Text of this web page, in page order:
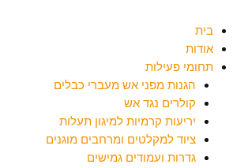
בית
אודות
תחומי פעילות
הגנות מפני אש מעברי כבלים
קולרים נגד אש
יריעות קרמיות למיגון תעלות
ציוד למקלטים ומרחבים מוגנים
גדרות ועמודים גמישים